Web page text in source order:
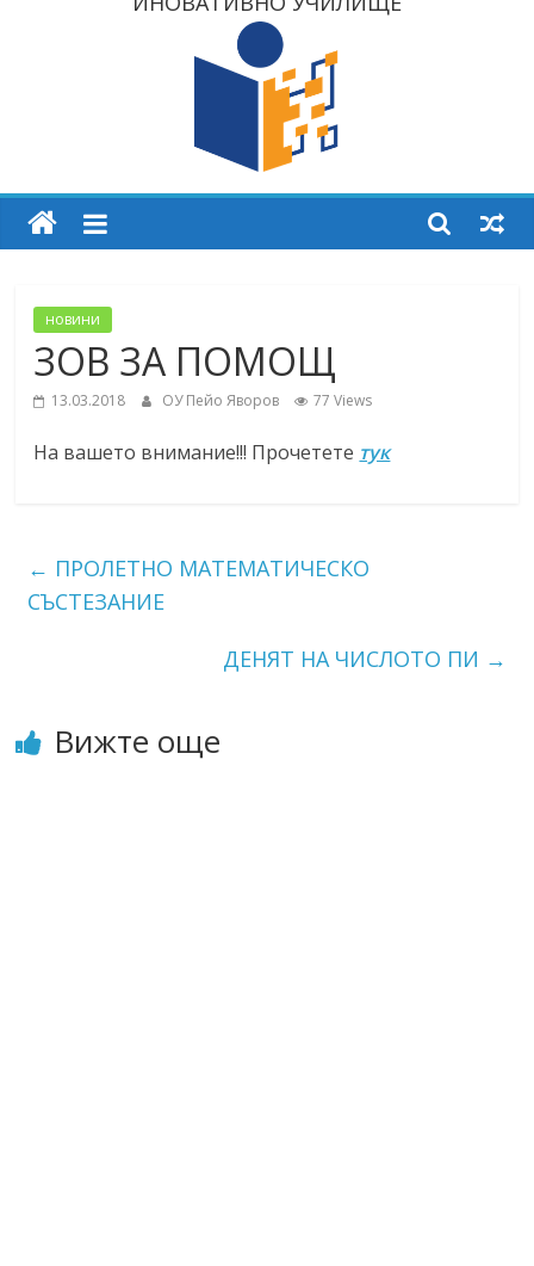
новини
ЗОВ ЗА ПОМОЩ
13.03.2018 ОУ Пейо Яворов 77 Views
На вашето внимание!!! Прочетете тук
← ПРОЛЕТНО МАТЕМАТИЧЕСКО
СЪСТЕЗАНИЕ
ДЕНЯТ НА ЧИСЛОТО ПИ →
Вижте още